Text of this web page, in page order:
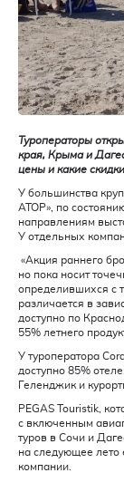
Туроператоры
края, Крыма и
цены и какие
У большинства
АТОР», по
направлениям
У отдельных
«Акция раннего
но пока носит
определившихся с
различается в
доступно по
55% летнего
У туроператора
доступно 85%
Геленджик и
PEGAS Touristik,
с включенным
туров в Сочи и
на следующее лето
компании.